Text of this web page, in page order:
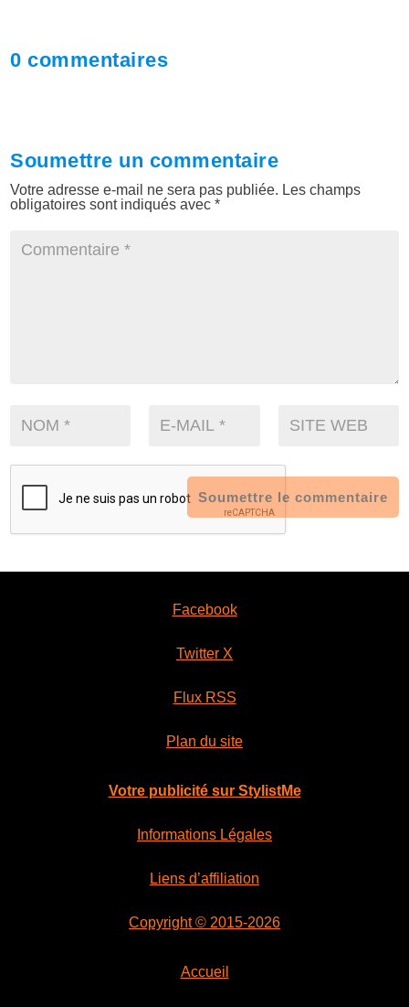
0 commentaires
Soumettre un commentaire
Votre adresse e-mail ne sera pas publiée. Les champs
obligatoires sont indiqués avec*
Soumettre le commentaire
Facebook
Twitter X
Flux RSS
Plan du site
Votre publicité sur StylistMe
Informations Légales
Liens d’affiliation
Copyright © 2015-2026
Accueil